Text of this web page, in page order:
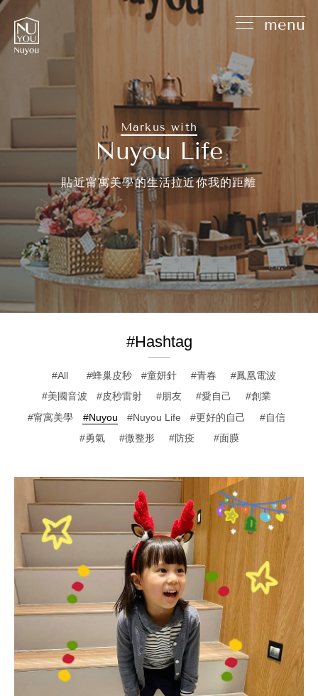
menu
Markus with
Nuyou Life
貼近甯寓美學的生活拉近你我的距離
#Hashtag
All 蜂巢皮秒 童妍針 青春
鳳凰電波
美國音波
皮秒雷射 朋友 愛自己
創業
甯寓美學
Nuyou Nuyou Life 更好的自己
自信
勇氣
微整形 防疫 面膜